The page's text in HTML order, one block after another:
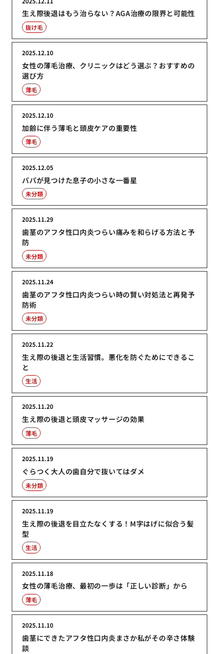
生え際後退はもう治らない？AGA治療の限界と可能性
抜け毛
女性の薄毛治療、クリニックはどう選ぶ？おすすめの
選び方
2025.12.10
薄毛
加齢に伴う薄毛と頭皮ケアの重要性
2025.12.10
薄毛
パパが見つけた息子の小さな一番星
2025.12.05
未分類
歯茎のアフタ性口内炎つらい痛みを和らげる方法と予
防
2025.11.29
未分類
歯茎のアフタ性口内炎つらい時の賢い対処法と再発予
防術
2025.11.24
未分類
生え際の後退と生活習慣。悪化を防ぐためにできるこ
と
2025.11.22
生活
生え際の後退と頭皮マッサージの効果
2025.11.20
薄毛
ぐらつく大人の歯自分で抜いてはダメ
2025.11.19
未分類
生え際の後退を目立たなくする！M字はげに似合う髪
型
2025.11.19
生活
女性の薄毛治療、最初の一歩は「正しい診断」から
2025.11.18
薄毛
歯茎にできたアフタ性口内炎まさか私がその辛さ体験
談
2025.11.10